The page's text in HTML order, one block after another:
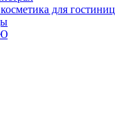
для гостиниц